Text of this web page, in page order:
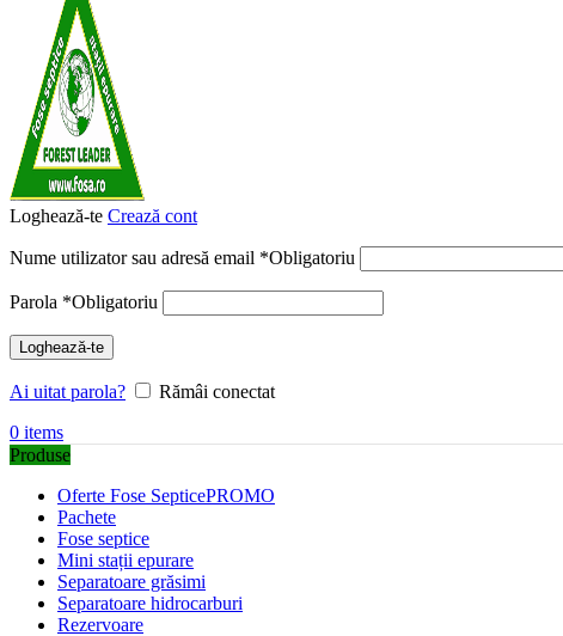
Loghează-te Crează cont
Nume utilizator sau adresă email *Obligatoriu
Parola *Obligatoriu
Loghează-te
Ai uitat parola?
Rămâi conectat
0 items
Produse
Oferte Fose SepticePROMO
Pachete
Fose septice
Mini stații epurare
Separatoare grăsimi
Separatoare hidrocarburi
Rezervoare